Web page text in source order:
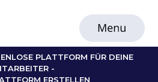
PLATTFORM FÜR DEINE
-
ERSTELLEN